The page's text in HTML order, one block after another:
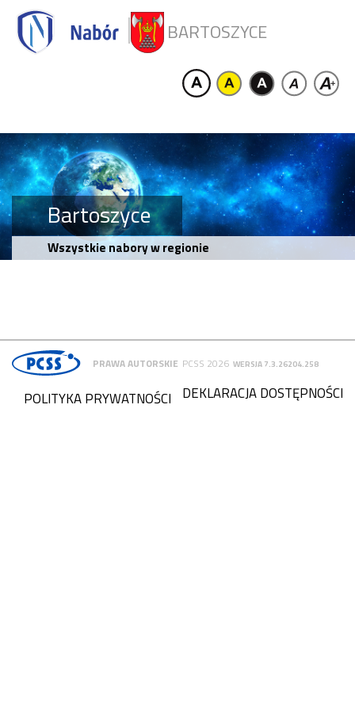
BARTOSZYCE
Bartoszyce
Wszystkie nabory w regionie
PRAWA AUTORSKIE PCSS 2026 WERSJA 7.3.26204.258
DEKLARACJA DOSTĘPNOŚCI
POLITYKA PRYWATNOŚCI